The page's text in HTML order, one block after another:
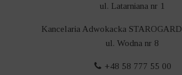
ul. Latarniana nr 1
Kancelaria Adwokacka
ul. Wodna nr 8
+48 58 777 55 00